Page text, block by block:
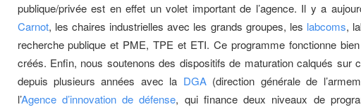
publique/privée est en effet un volet important de l’agence. Il y a
Carnot, les chaires industrielles avec les grands groupes, les labcoms,
recherche publique et PME, TPE et ETI. Ce programme fonctionne
créés. Enfin, nous soutenons des dispositifs de maturation calqués sur
depuis plusieurs années avec la DGA(direction générale de
l’Agence d’innovation de défense, qui finance deux niveaux de